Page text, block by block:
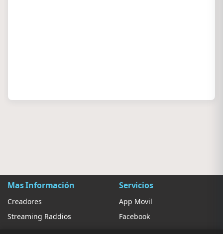
Mas Información
Creadores
Streaming Raddios
Servicios
App Movil
Facebook